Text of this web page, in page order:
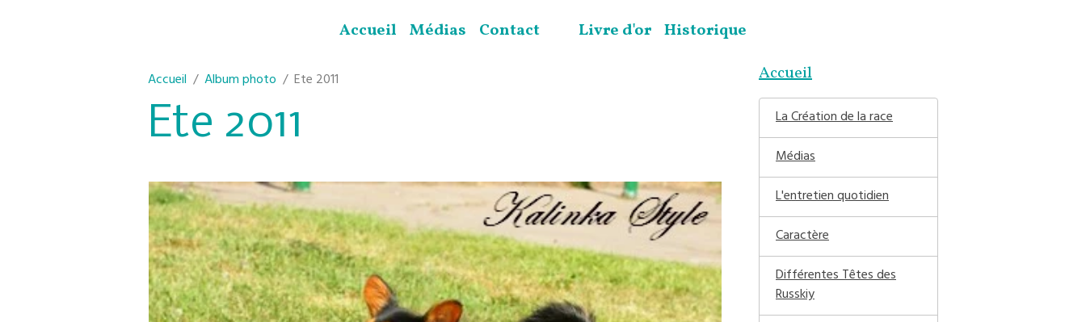
Accueil Médias Contact Livre d'or Historique
Accueil Album photo Ete 2011
Ete 2011
Accueil
La Création de la race
Médias
L'entretien quotidien
Caractère
Différentes Têtes des
Russkiy